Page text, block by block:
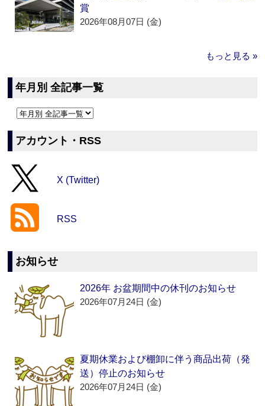
賞
2026年08月07日 (金)
もっと見る »
年月別 全記事一覧
アカウント・RSS
X (Twitter)
RSS
お知らせ
2026年 お盆期間中の休刊のお知らせ
2026年07月24日 (金)
夏期休業および棚卸に伴う商品出荷（発
送）停止のお知らせ
2026年07月24日 (金)